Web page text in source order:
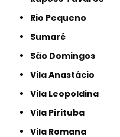
Rio Pequeno
Sumaré
São Domingos
Vila Anastácio
Vila Leopoldina
Vila Pirituba
Vila Romana